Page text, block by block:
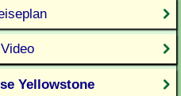
Video
Yellowstone